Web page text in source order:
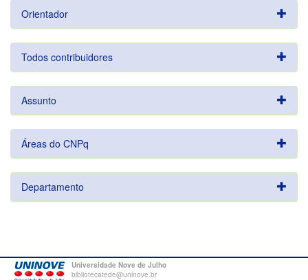
Orientador
Todos contribuidores
Assunto
Áreas do CNPq
Departamento
Universidade Nove de Julho
bibliotecatede@uninove.br